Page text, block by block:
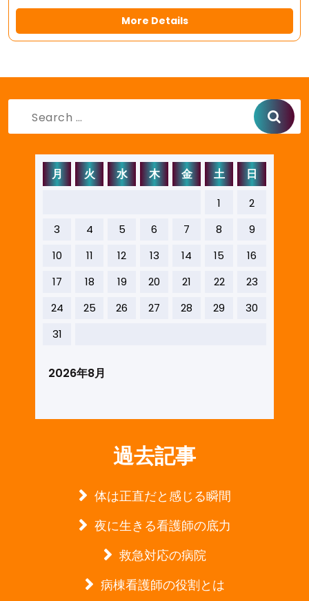
More Details
for:
2026年8月
月 火 水 木 金 土 日
1
2
3
4 5 6 7 8
9
10
11 12 13 14 15
16
17
18 19 20 21 22
23
24
25 26 27 28 29
30
31
過去記事
体は正直だと感じる瞬間
夜に生きる看護師の底力
救急対応の病院
病棟看護師の役割とは